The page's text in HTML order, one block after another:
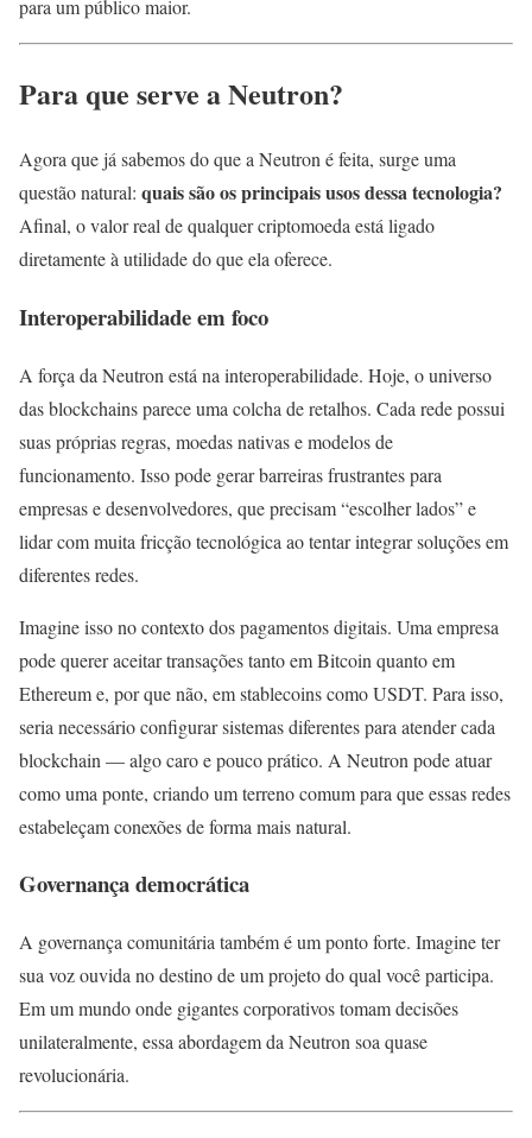
para um público maior.
Para que serve a Neutron?
Agora que já sabemos do que a Neutron é feita, surge uma
questão natural: quais são os principais usos dessa tecnologia?
Afinal, o valor real de qualquer criptomoeda está ligado
diretamente à utilidade do que ela oferece.
Interoperabilidade em foco
A força da Neutron está na interoperabilidade. Hoje, o universo
das blockchains parece uma colcha de retalhos. Cada rede possui
suas próprias regras, moedas nativas e modelos de
funcionamento. Isso pode gerar barreiras frustrantes para
empresas e desenvolvedores, que precisam “escolher lados” e
lidar com muita fricção tecnológica ao tentar integrar soluções em
diferentes redes.
Imagine isso no contexto dos pagamentos digitais. Uma empresa
pode querer aceitar transações tanto em Bitcoin quanto em
Ethereum e, por que não, em stablecoins como USDT. Para isso,
seria necessário configurar sistemas diferentes para atender cada
blockchain — algo caro e pouco prático. A Neutron pode atuar
como uma ponte, criando um terreno comum para que essas redes
estabeleçam conexões de forma mais natural.
Governança democrática
A governança comunitária também é um ponto forte. Imagine ter
sua voz ouvida no destino de um projeto do qual você participa.
Em um mundo onde gigantes corporativos tomam decisões
unilateralmente, essa abordagem da Neutron soa quase
revolucionária.